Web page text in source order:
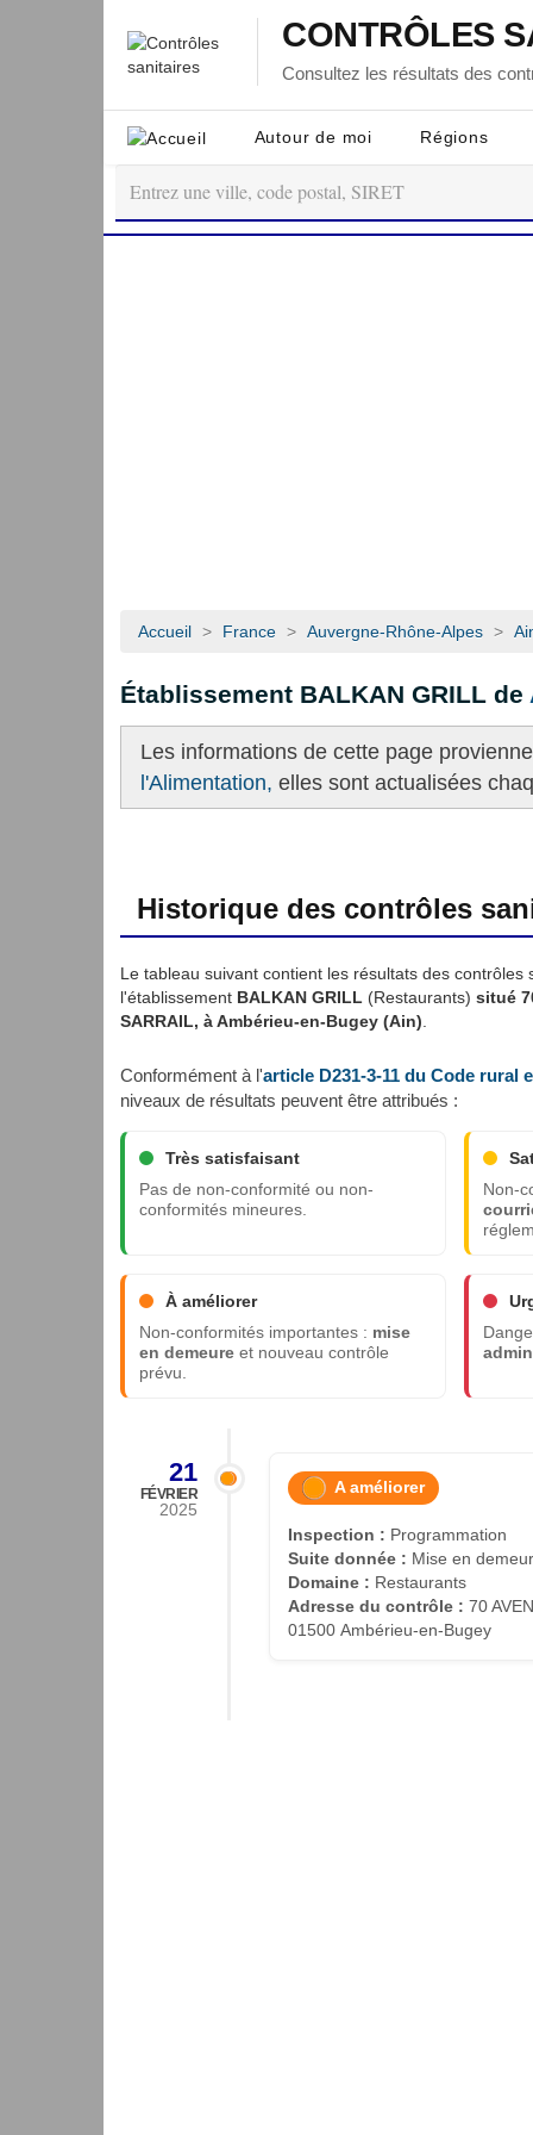
CONTRÔLES
Consultez les résultats des
Autour de moi Régions
Accueil > France > Auvergne-Rhône-Alpes >
Établissement BALKAN GRILL de
Les informations de cette page
l'Alimentation, elles sont actualisées
Historique des contrôles
Le tableau suivant contient les résultats des contrôles
l'établissement BALKAN GRILL (Restaurants) situé
SARRAIL, à Ambérieu-en-Bugey (Ain)
Conformément à l'article D231-3-11 du Code rural
niveaux de résultats peuvent être attribués :
Très satisfaisant
Pas de non-conformité ou non-
conformités mineures.
Non-
À améliorer
Non-conformités importantes : mise
en demeure et nouveau contrôle
prévu.
21
FÉVRIER
2025
A améliorer
Inspection : Programmation
Suite donnée : Mise en
Domaine : Restaurants
Adresse du contrôle : 70
01500 Ambérieu-en-Bugey